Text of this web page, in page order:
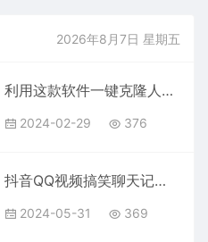
2026年8月7日 星期五
利用这款软件一键克隆人物声音，引爆全网流量，轻松日入300＋
2024-02-29 376
抖音QQ视频搞笑聊天记录赛道 轻松日入1000+
2024-05-31 369